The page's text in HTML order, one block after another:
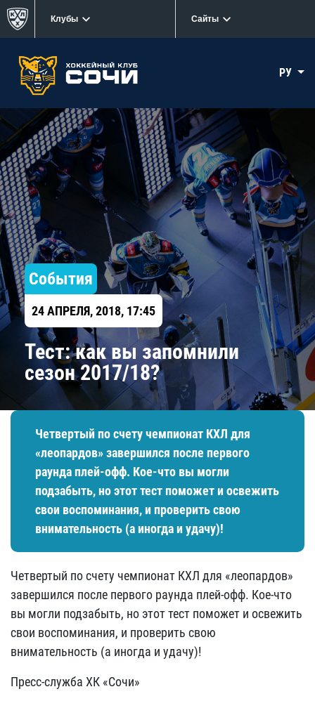
Клубы Сайты
РУ
События
24 АПРЕЛЯ, 2018, 17:45
Тест: как вы запомнили
сезон 2017/18?
Четвертый по счету чемпионат КХЛ для
«леопардов» завершился после первого
раунда плей-офф. Кое-что вы могли
подзабыть, но этот тест поможет и освежить
свои воспоминания, и проверить свою
внимательность (а иногда и удачу)!
Четвертый по счету чемпионат КХЛ для «леопардов»
завершился после первого раунда плей-офф. Кое-что
вы могли подзабыть, но этот тест поможет и освежить
свои воспоминания, и проверить свою
внимательность (а иногда и удачу)!
Пресс-служба ХК «Сочи»